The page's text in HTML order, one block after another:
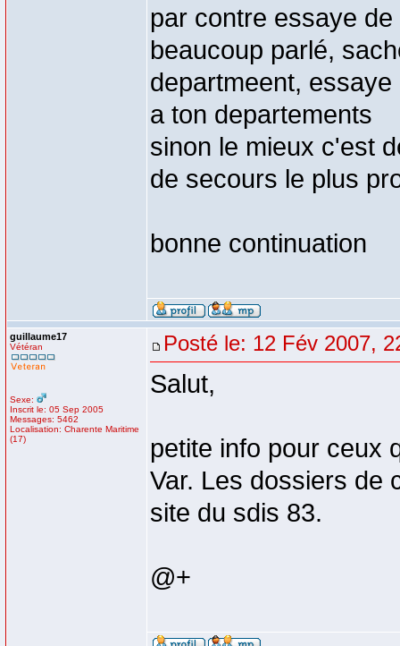
par contre essaye
beaucoup parlé,
departmeent,
a ton departements
sinon le mieux c'est
de secours le plus
bonne continuation
guillaume17
Vétéran
Sexe:
Inscrit le: 05 Sep 2005
Messages: 5462
Localisation: Charente Maritime
(17)
Posté le: 12 Fév 2007,
Salut,
petite info pour ceux
Var. Les dossiers de
site du sdis 83.
@+